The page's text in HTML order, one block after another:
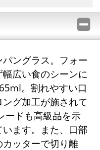
ングラス。フォー
広い食のシーンに
。割れやすい口
グ加工が施されて
ードも高級品を示
ます。また、口部
ッターで切り離